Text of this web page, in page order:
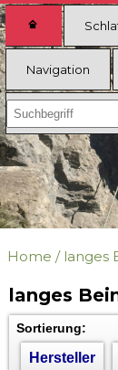
Navigation
Home / langes
langes
Sortierung:
Hersteller